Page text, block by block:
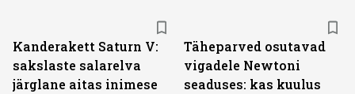
Kanderakett Saturn V:
sakslaste salarelva
järglane aitas inimese
Täheparved osutavad
vigadele Newtoni
seaduses: kas kuulus